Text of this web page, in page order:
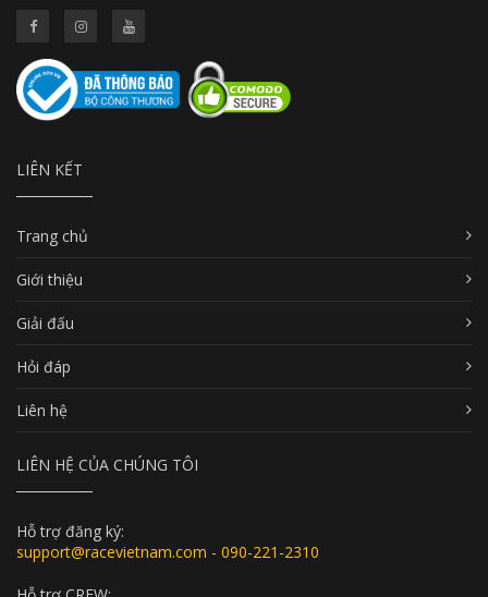
LIÊN KẾT
Trang chủ
Giới thiệu
Giải đấu
Hỏi đáp
Liên hệ
LIÊN HỆ CỦA CHÚNG TÔI
Hỗ trợ đăng ký:
support@racevietnam.com - 090-221-2310